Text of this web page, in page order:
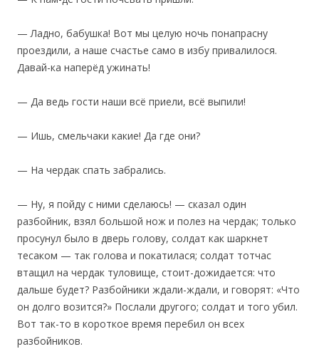
— Ладно, бабушка! Вот мы целую ночь понапрасну
проездили, а наше счастье само в избу привалилося.
Давай-ка наперёд ужинать!
— Да ведь гости наши всё приели, всё выпили!
— Ишь, смельчаки какие! Да где они?
— На чердак спать забрались.
— Ну, я пойду с ними сделаюсь! — сказал один
разбойник, взял большой нож и полез на чердак; только
просунул было в дверь голову, солдат как шаркнет
тесаком — так голова и покатилася; солдат тотчас
втащил на чердак туловище, стоит-дожидается: что
дальше будет? Разбойники ждали-ждали, и говорят: «Что
он долго возится?» Послали другого; солдат и того убил.
Вот так-то в короткое время перебил он всех
разбойников.